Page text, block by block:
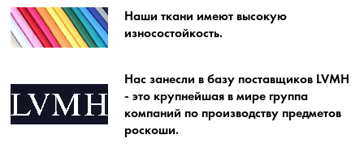
Наши ткани имеют высокую
износостойкость.
Нас занесли в базу поставщиков LVMH
- это крупнейшая в мире группа
компаний по производству предметов
роскоши.